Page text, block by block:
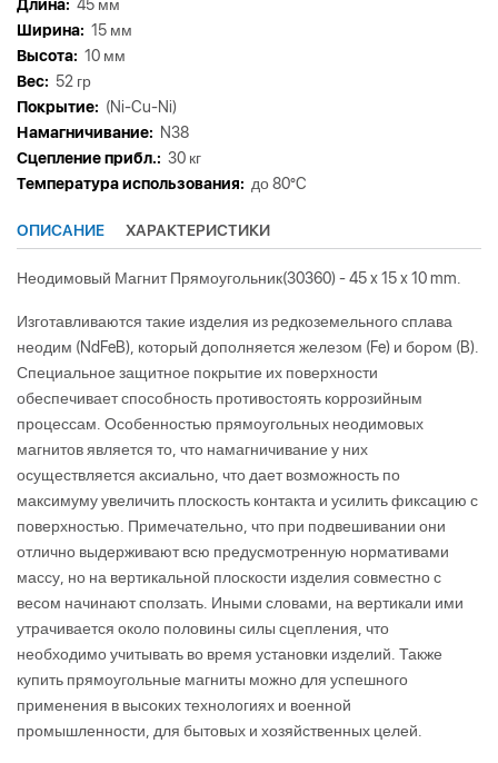
Длина: 45 мм
Ширина: 15 мм
Высота: 10 мм
Вес: 52 гр
Покрытие: (Ni-Cu-Ni)
Намагничивание: N38
Сцепление прибл.: 30 кг
Tемпература использования: до 80°C
ОПИСАНИЕ ХАРАКТЕРИСТИКИ
Неодимовый Магнит Прямоугольник(30360) - 45 x 15 x 10 mm.
Изготавливаются такие изделия из редкоземельного сплава
неодим (NdFeB), который дополняется железом (Fe) и бором (B).
Специальное защитное покрытие их поверхности
обеспечивает способность противостоять коррозийным
процессам. Особенностью прямоугольных неодимовых
магнитов является то, что намагничивание у них
осуществляется аксиально, что дает возможность по
максимуму увеличить плоскость контакта и усилить фиксацию с
поверхностью. Примечательно, что при подвешивании они
отлично выдерживают всю предусмотренную нормативами
массу, но на вертикальной плоскости изделия совместно с
весом начинают сползать. Иными словами, на вертикали ими
утрачивается около половины силы сцепления, что
необходимо учитывать во время установки изделий. Также
купить прямоугольные магниты можно для успешного
применения в высоких технологиях и военной
промышленности, для бытовых и хозяйственных целей.